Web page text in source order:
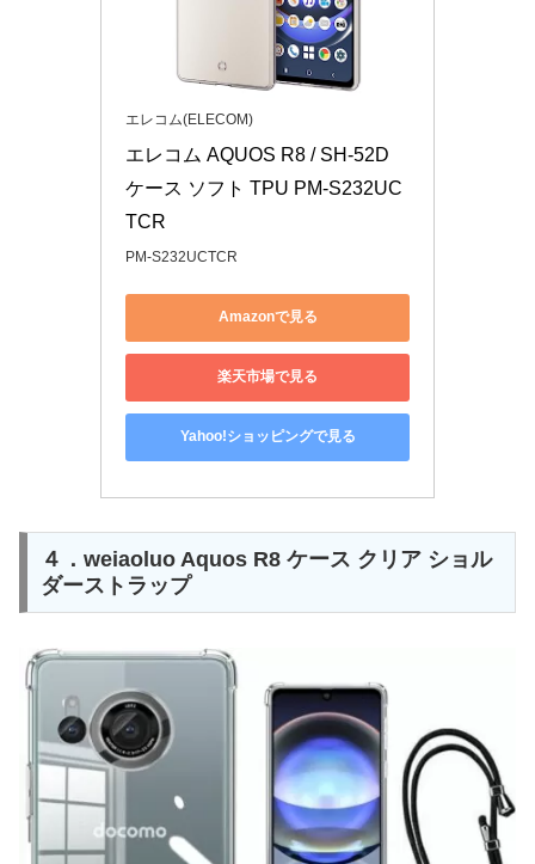
エレコム(ELECOM)
エレコム AQUOS R8 / SH-52D
ケース ソフト TPU PM-S232UC
TCR
PM-S232UCTCR
Amazonで見る
楽天市場で見る
Yahoo!ショッピングで見る
４．weiaoluo Aquos R8 ケース クリア ショル
ダーストラップ